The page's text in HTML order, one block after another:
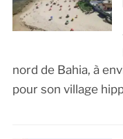
nord de Bahia, à
pour son village